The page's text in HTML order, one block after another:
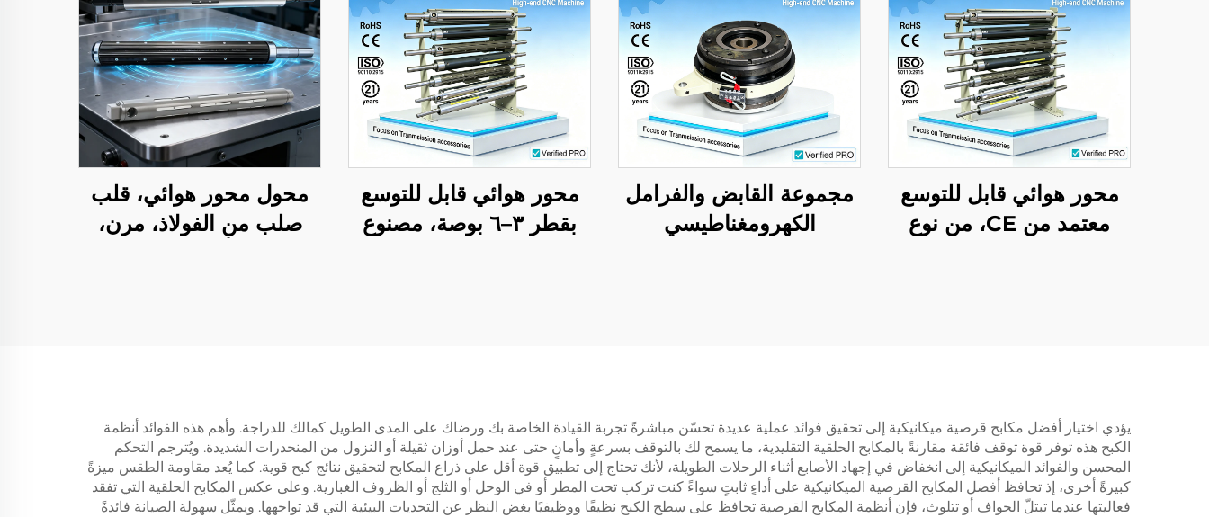
محور هوائي قابل للتوسع
معتمد من CE، من نوع
مجموعة القابض والفرامل
الكهرومغناطيسي
محور هوائي قابل للتوسع
بقطر ٣–٦ بوصة، مصنوع
محول محور هوائي، قلب
صلب من الفولاذ، مرن،
يؤدي اختيار أفضل مكابح قرصية ميكانيكية إلى تحقيق فوائد عملية عديدة تحسّن مباشرةً تجربة القيادة الخاصة بك ورضاك على المدى الطويل كمالك للدراجة. وأهم هذه الفوائد أنظمة
الكبح هذه توفر قوة توقف فائقة مقارنةً بالمكابح الحلقية التقليدية، ما يسمح لك بالتوقف بسرعةٍ وأمانٍ حتى عند حمل أوزان ثقيلة أو النزول من المنحدرات الشديدة. ويُترجم التحكم
المحسن والفوائد الميكانيكية إلى انخفاض في إجهاد الأصابع أثناء الرحلات الطويلة، لأنك تحتاج إلى تطبيق قوة أقل على ذراع المكابح لتحقيق نتائج كبح قوية. كما يُعد مقاومة الطقس ميزةً
كبيرةً أخرى، إذ تحافظ أفضل المكابح القرصية الميكانيكية على أداءٍ ثابتٍ سواءً كنت تركب تحت المطر أو في الوحل أو الثلج أو الظروف الغبارية. وعلى عكس المكابح الحلقية التي تفقد
فعاليتها عندما تبتلّ الحواف أو تتلوث، فإن أنظمة المكابح القرصية تحافظ على سطح الكبح نظيفًا ووظيفيًا بغض النظر عن التحديات البيئية التي قد تواجهها. ويمثّل سهولة الصيانة فائدةً